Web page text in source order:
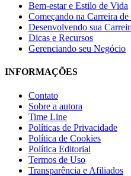
Bem-estar e Estilo de Vida
Começando na Carreira de
Desenvolvendo sua
Dicas e Recursos
Gerenciando seu Negócio
INFORMAÇÕES
Contato
Sobre a autora
Time Line
Políticas de Privacidade
Política de Cookies
Política Editorial
Termos de Uso
Transparência e Afiliados